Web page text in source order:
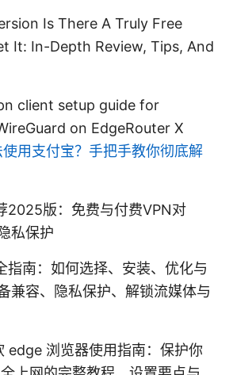
Is There A Truly Free
It: In-Depth Review, Tips, And
client setup guide for
on EdgeRouter X
用支付宝？手把手教你彻底解
2025版：免费与付费VPN对
私保护
指南：如何选择、安装、优化与
兼容、隐私保护、解锁流媒体与
edge 浏览器使用指南：保护你